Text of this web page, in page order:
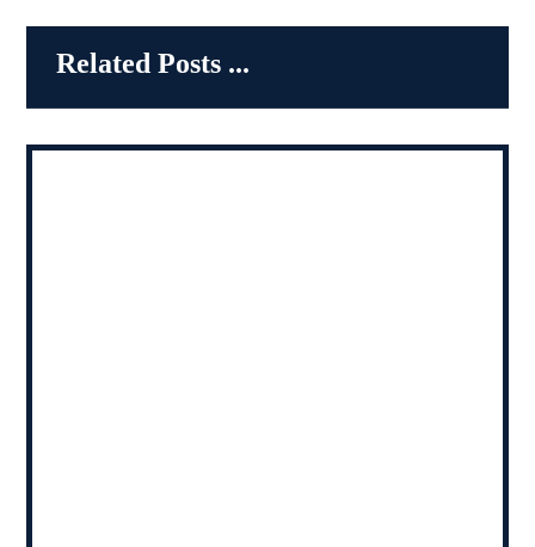
Related Posts ...